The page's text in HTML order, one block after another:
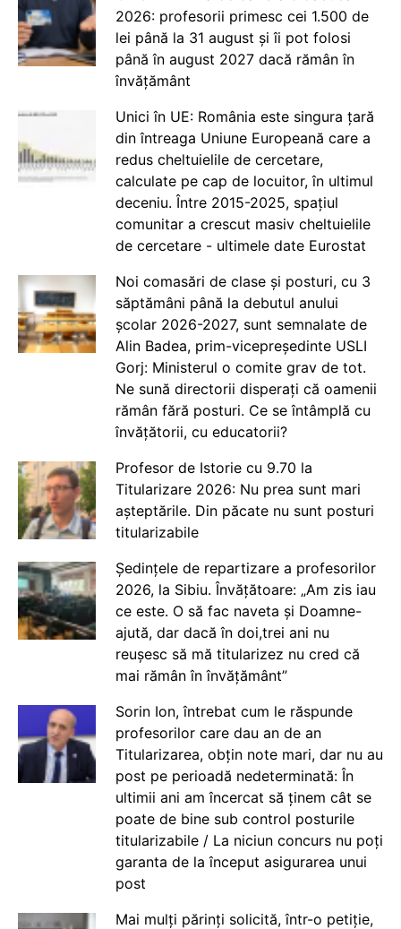
2026: profesorii primesc cei 1.500 de
lei până la 31 august și îi pot folosi
până în august 2027 dacă rămân în
învățământ
Unici în UE: România este singura țară
din întreaga Uniune Europeană care a
redus cheltuielile de cercetare,
calculate pe cap de locuitor, în ultimul
deceniu. Între 2015-2025, spațiul
comunitar a crescut masiv cheltuielile
de cercetare - ultimele date Eurostat
Noi comasări de clase și posturi, cu 3
săptămâni până la debutul anului
școlar 2026-2027, sunt semnalate de
Alin Badea, prim-vicepreședinte USLI
Gorj: Ministerul o comite grav de tot.
Ne sună directorii disperați că oamenii
rămân fără posturi. Ce se întâmplă cu
învățătorii, cu educatorii?
Profesor de Istorie cu 9.70 la
Titularizare 2026: Nu prea sunt mari
așteptările. Din păcate nu sunt posturi
titularizabile
Ședințele de repartizare a profesorilor
2026, la Sibiu. Învățătoare: „Am zis iau
ce este. O să fac naveta și Doamne-
ajută, dar dacă în doi,trei ani nu
reușesc să mă titularizez nu cred că
mai rămân în învățământ”
Sorin Ion, întrebat cum le răspunde
profesorilor care dau an de an
Titularizarea, obțin note mari, dar nu au
post pe perioadă nedeterminată: În
ultimii ani am încercat să ținem cât se
poate de bine sub control posturile
titularizabile / La niciun concurs nu poți
garanta de la început asigurarea unui
post
Mai mulți părinți solicită, într-o petiție,